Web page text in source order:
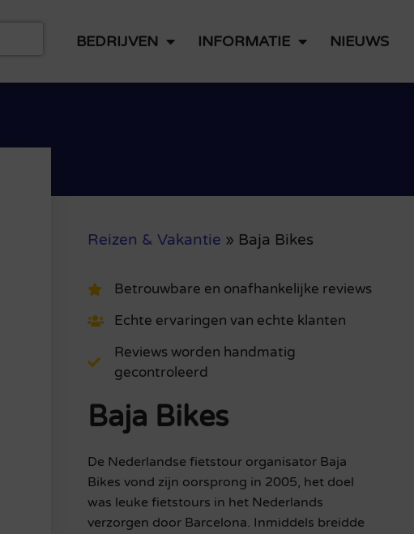
BEDRIJVEN INFORMATIE NIEUWS
Reizen & Vakantie » Baja Bikes
Betrouwbare en onafhankelijke reviews
Echte ervaringen van echte klanten
Reviews worden handmatig
gecontroleerd
Baja Bikes
De Nederlandse fietstour organisator Baja
Bikes vond zijn oorsprong in 2005, het doel
was leuke fietstours in het Nederlands
verzorgen door Barcelona. Inmiddels breidde